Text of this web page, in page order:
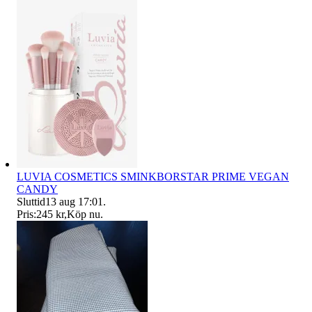
LUVIA COSMETICS SMINKBORSTAR PRIME VEGAN
CANDY
Sluttid13 aug 17:01 .
Pris:245 kr,Köp nu.